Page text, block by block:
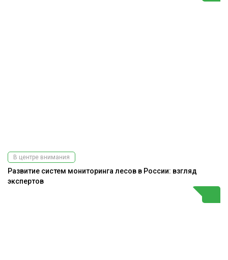
В центре внимания
Развитие систем мониторинга лесов в России: взгляд
экспертов